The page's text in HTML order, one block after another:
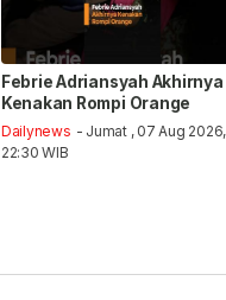
Febrie Adriansyah Akhirnya
Kenakan Rompi Orange
Dailynews - Jumat , 07 Aug 2026,
22:30 WIB